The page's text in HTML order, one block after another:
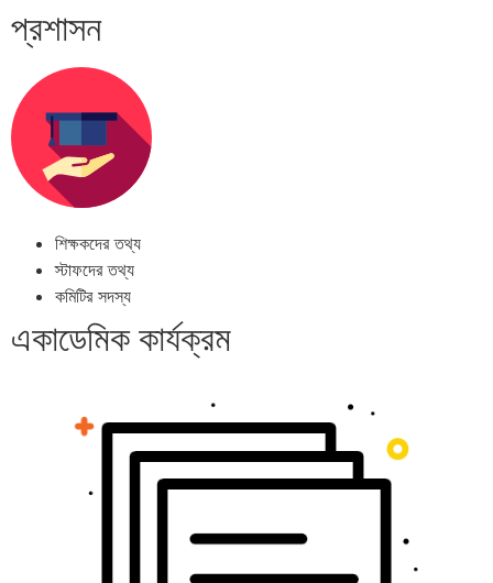
প্রশাসন
শিক্ষকদের তথ্য
স্টাফদের তথ্য
কমিটির সদস্য
একাডেমিক কার্যক্রম